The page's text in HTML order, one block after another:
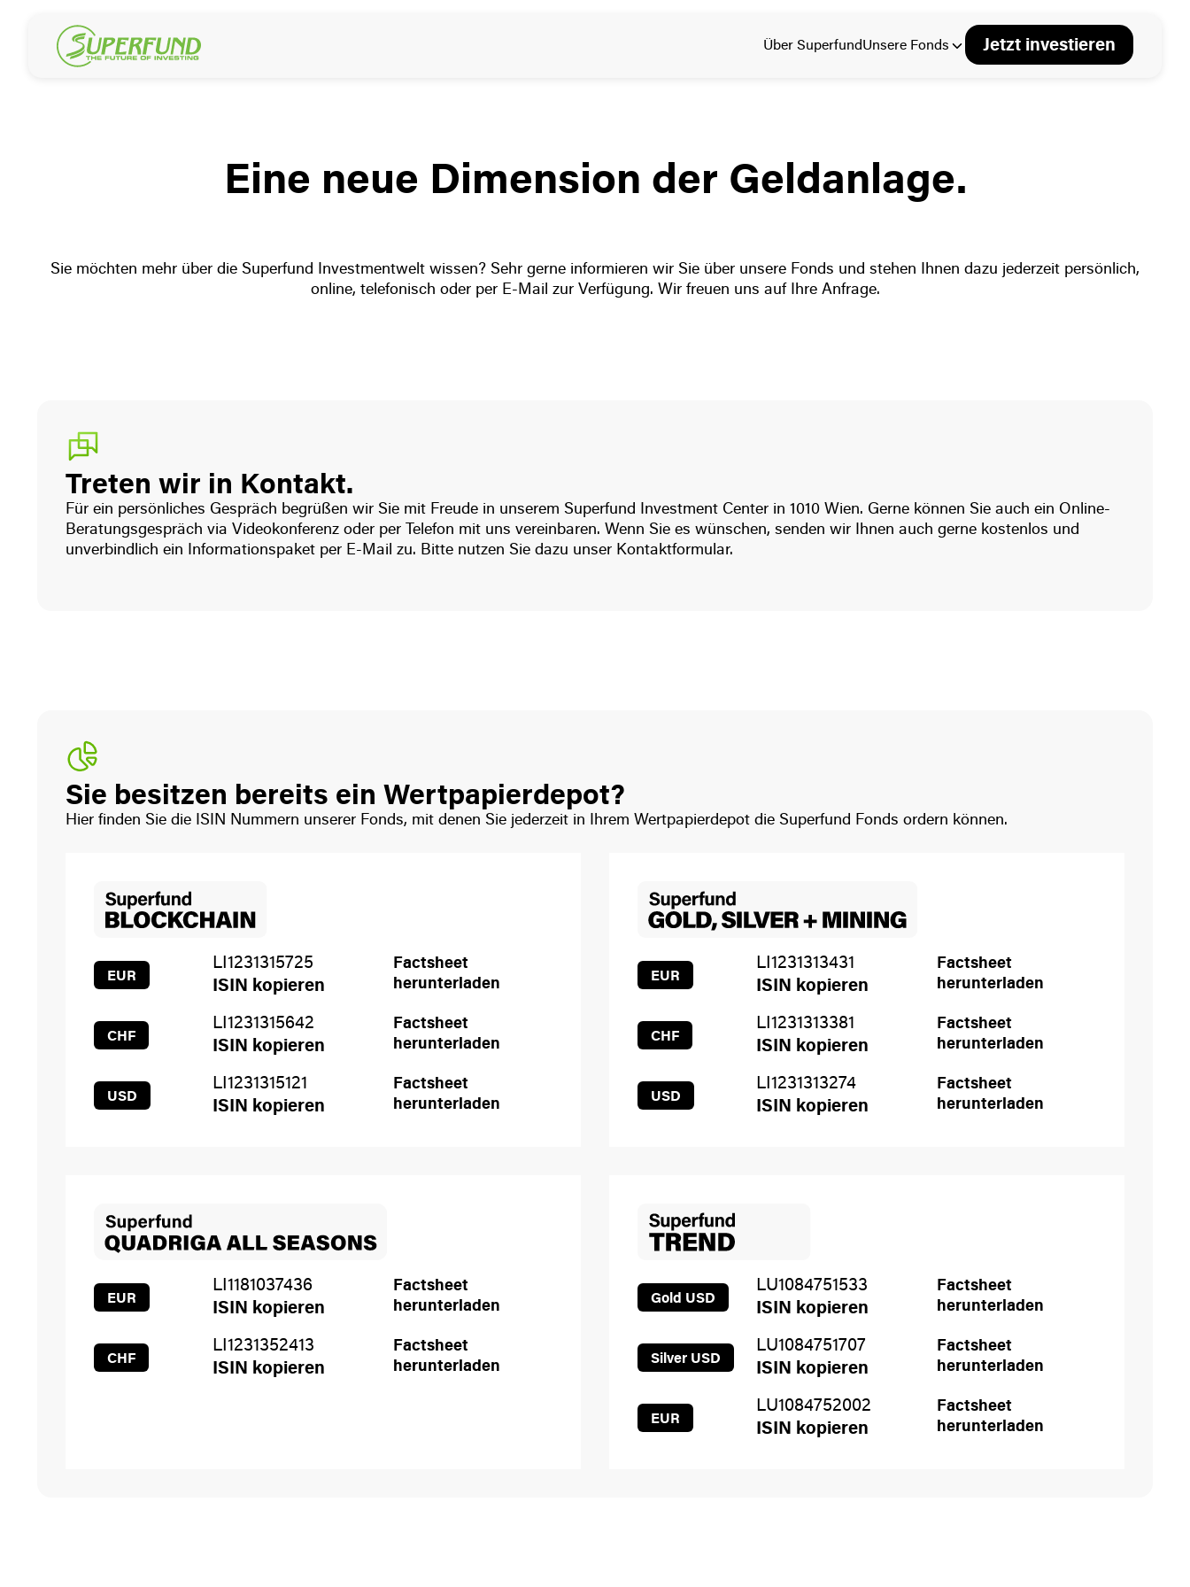
Über SuperfundUnsere Fonds Jetzt investieren
Eine neue Dimension der Geldanlage.
Sie möchten mehr über die Superfund Investmentwelt wissen? Sehr gerne informieren wir Sie über unsere Fonds und stehen Ihnen dazu jederzeit persönlich,
online, telefonisch oder per E-Mail zur Verfügung. Wir freuen uns auf Ihre Anfrage.
Treten wir in Kontakt.
Für ein persönliches Gespräch begrüßen wir Sie mit Freude in unserem Superfund Investment Center in 1010 Wien. Gerne können Sie auch ein Online-
Beratungsgespräch via Videokonferenz oder per Telefon mit uns vereinbaren. Wenn Sie es wünschen, senden wir Ihnen auch gerne kostenlos und
unverbindlich ein Informationspaket per E-Mail zu. Bitte nutzen Sie dazu unser Kontaktformular.
Sie besitzen bereits ein Wertpapierdepot?
Hier finden Sie die ISIN Nummern unserer Fonds, mit denen Sie jederzeit in Ihrem Wertpapierdepot die Superfund Fonds ordern können.
EUR
LI1231315725
ISIN kopieren
Factsheet
herunterladen
CHF
LI1231315642
ISIN kopieren
Factsheet
herunterladen
USD
LI1231315121
ISIN kopieren
Factsheet
herunterladen
EUR
LI1231313431
ISIN kopieren
Factsheet
herunterladen
CHF
LI1231313381
ISIN kopieren
Factsheet
herunterladen
USD
LI1231313274
ISIN kopieren
Factsheet
herunterladen
EUR
LI1181037436
ISIN kopieren
Factsheet
herunterladen
CHF
LI1231352413
ISIN kopieren
Factsheet
herunterladen
Gold USD
LU1084751533
ISIN kopieren
Factsheet
herunterladen
Silver USD
LU1084751707
ISIN kopieren
Factsheet
herunterladen
EUR
LU1084752002
ISIN kopieren
Factsheet
herunterladen